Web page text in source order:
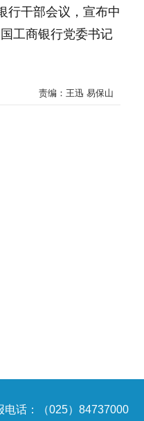
行干部会议，宣布中
工商银行党委书记
责编：王迅 易保山
电话：（025）84737000